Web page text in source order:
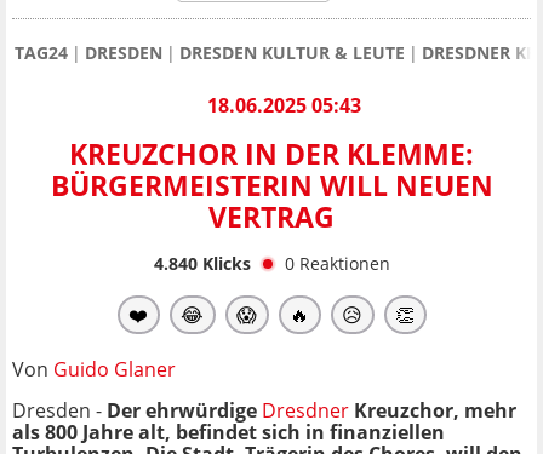
TAG24 DRESDEN DRESDEN KULTUR & LEUTE DRESDNER
18.06.2025 05:43
KREUZCHOR IN DER KLEMME:
BÜRGERMEISTERIN WILL NEUEN
VERTRAG
4.840Klicks 0 Reaktionen
❤️ 😂 😱 🔥 😥 👏
Von Guido Glaner
Dresden - Der ehrwürdige Dresdner Kreuzchor, mehr
als 800 Jahre alt, befindet sich in finanziellen